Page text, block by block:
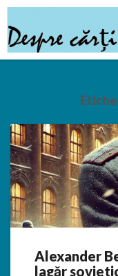
Alexander
Belov
Alexander
lagăr